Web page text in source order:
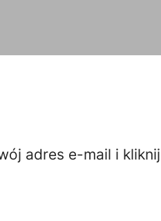
adres e-mail i kliknij